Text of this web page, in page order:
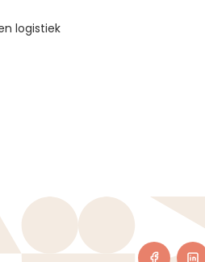
logistiek